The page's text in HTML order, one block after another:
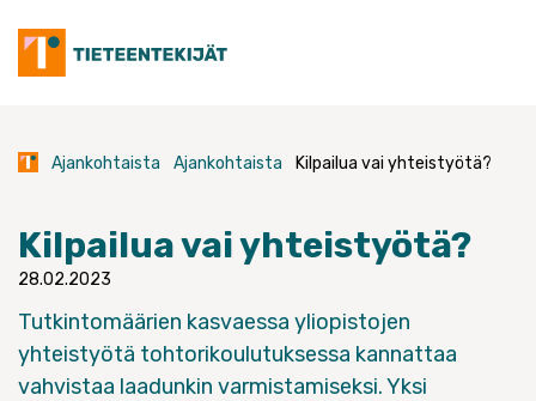
content
Ajankohtaista Ajankohtaista Kilpailua vai yhteistyötä?
Kilpailua vai yhteistyötä?
28.02.2023
Tutkintomäärien kasvaessa yliopistojen
yhteistyötä tohtorikoulutuksessa kannattaa
vahvistaa laadunkin varmistamiseksi. Yksi